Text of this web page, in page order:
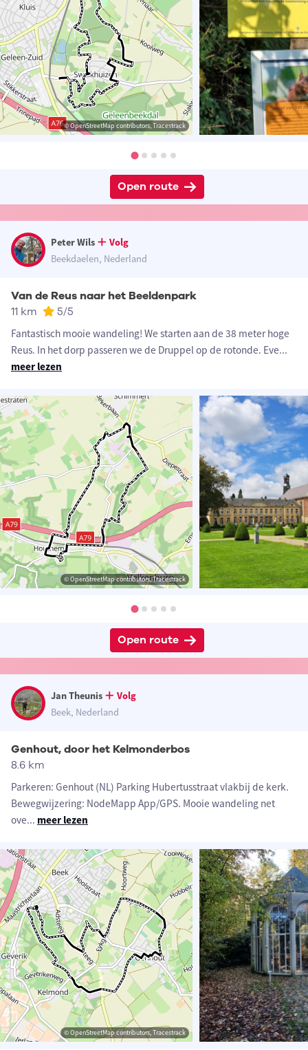
© OpenStreetMap contributors, Tracestrack
Open route
Peter Wils
Volg
Beekdaelen, Nederland
Van de Reus naar het Beeldenpark
11 km 5/5
Fantastisch mooie wandeling! We starten aan de 38 meter hoge
Reus. In het dorp passeren we de Druppel op de rotonde. Eve...
meer lezen
© OpenStreetMap contributors, Tracestrack
Open route
Jan Theunis
Volg
Beek, Nederland
Genhout, door het Kelmonderbos
8.6 km
Parkeren: Genhout (NL) Parking Hubertusstraat vlakbij de kerk.
Bewegwijzering: NodeMapp App/GPS. Mooie wandeling net
ove... meer lezen
© OpenStreetMap contributors, Tracestrack